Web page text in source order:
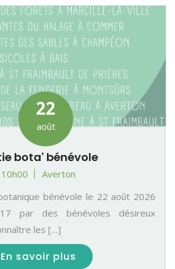
22
août
bota' bénévole
10h00
Averton
bénévole le 22 août 2026
par des bénévoles désireux
les […]
En savoir plus